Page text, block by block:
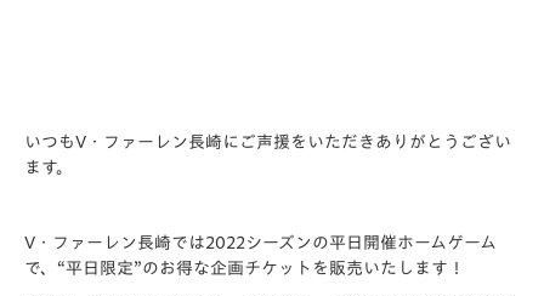
いつもV・ファーレン長崎にご声援をいただきありがとうござい
ます。
V・ファーレン長崎では2022シーズンの平日開催ホームゲーム
で、“平日限定”のお得な企画チケットを販売いたします！